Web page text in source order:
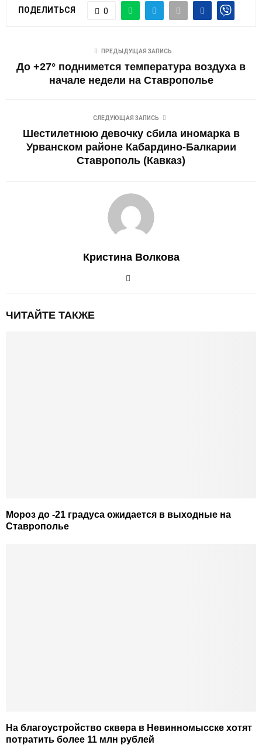
ПОДЕЛИТЬСЯ 0
ПРЕДЫДУЩАЯ ЗАПИСЬ
До +27° поднимется температура воздуха в
начале недели на Ставрополье
СЛЕДУЮЩАЯ ЗАПИСЬ
Шестилетнюю девочку сбила иномарка в
Урванском районе Кабардино-Балкарии
Ставрополь (Кавказ)
Кристина Волкова
ЧИТАЙТЕ ТАКЖЕ
Мороз до -21 градуса ожидается в выходные на
Ставрополье
На благоустройство сквера в Невинномысске хотят
потратить более 11 млн рублей